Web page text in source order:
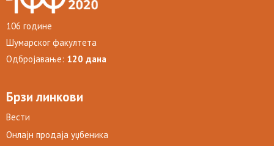
106 године
Шумарског факултета
Одбројавање: 120 дана
Брзи линкови
Вести
Онлајн продаја уџбеника